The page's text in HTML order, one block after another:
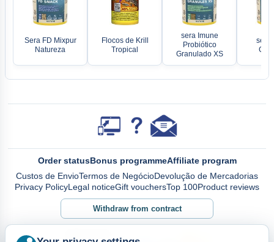
Sera FD Mixpur
Natureza
Flocos de Krill
Tropical
sera Imune
Probiótico
Granulado XS
será
Order statusBonus programmeAffiliate program
Custos de EnvioTermos de NegócioDevolução de Mercadorias
Privacy PolicyLegal noticeGift vouchersTop 100Product reviews
Withdraw from contract